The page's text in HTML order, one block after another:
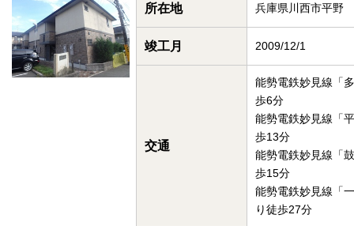
所在地 兵庫県川西市平野
竣工月 2009/12/1
交通
能勢電鉄妙見線「
歩6分
能勢電鉄妙見線「
歩13分
能勢電鉄妙見線「
歩15分
能勢電鉄妙見線「
り徒歩27分